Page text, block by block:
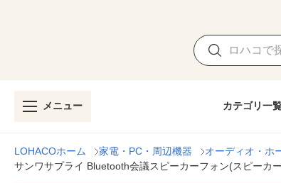
メニュー カテゴリ一
LOHACOホーム 家電・PC・周辺機器 オーディオ・ホ
サンワサプライ Bluetooth会議スピーカーフォン(スピーカ